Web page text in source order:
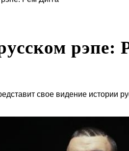
рэпе:
свое видение истории